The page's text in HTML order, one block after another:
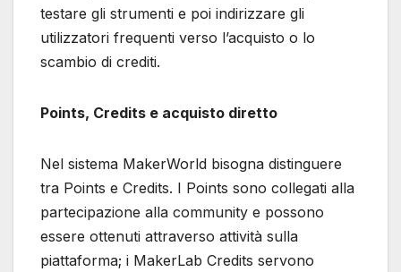
testare gli strumenti e poi indirizzare gli
utilizzatori frequenti verso l’acquisto o lo
scambio di crediti.
Points, Credits e acquisto diretto
Nel sistema MakerWorld bisogna distinguere
tra Points e Credits. I Points sono collegati alla
partecipazione alla community e possono
essere ottenuti attraverso attività sulla
piattaforma; i MakerLab Credits servono